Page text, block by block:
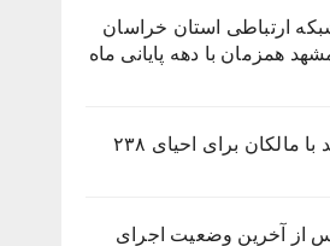
ارتباطی استان خراسان
همزمان با دهه پایانی ماه
مذاکره شهرداری مشهد با مالکان برای احیای ۲۳۸
از آخرین وضعیت اجرای